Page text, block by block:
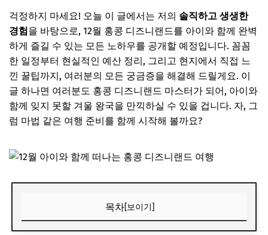
걱정하지 마세요! 오늘 이 글에서는 저의 솔직하고 생생한
경험을 바탕으로, 12월 홍콩 디즈니랜드를 아이와 함께 완벽
하게 즐길 수 있는 모든 노하우를 공개할 예정입니다. 꼼꼼
한 일정부터 현실적인 예산 정리, 그리고 현지에서 직접 느
낀 꿀팁까지, 여러분의 모든 궁금증을 해결해 드릴게요. 이
글 하나면 여러분도 홍콩 디즈니랜드 마스터가 되어, 아이와
함께 잊지 못할 겨울 왕국을 만끽하실 수 있을 겁니다. 자, 그
럼 마법 같은 여행 준비를 함께 시작해 볼까요?
목차[보이기]